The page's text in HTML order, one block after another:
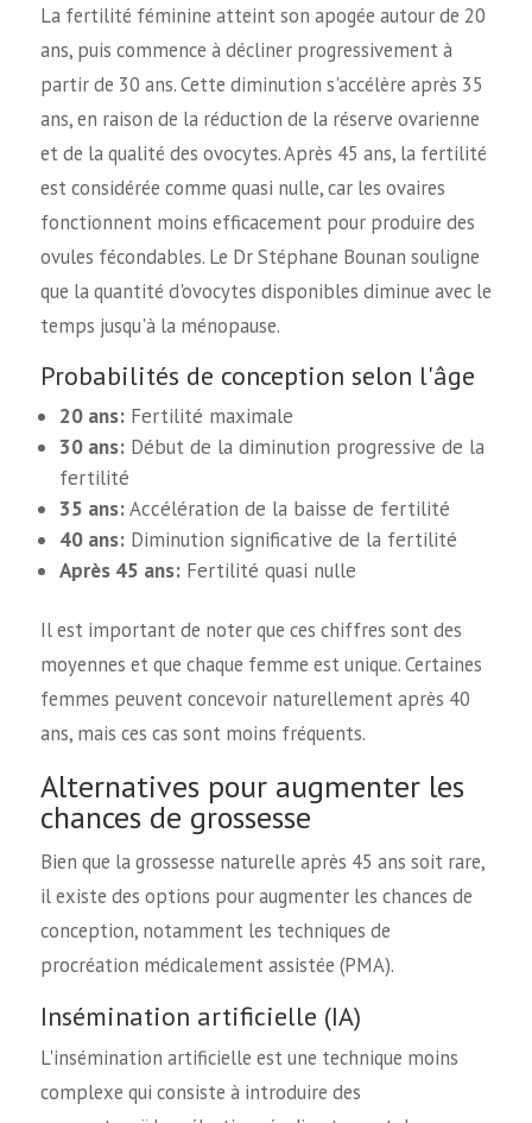
La fertilité féminine atteint son apogée autour de 20
ans, puis commence à décliner progressivement à
partir de 30 ans. Cette diminution s'accélère après 35
ans, en raison de la réduction de la réserve ovarienne
et de la qualité des ovocytes. Après 45 ans, la fertilité
est considérée comme quasi nulle, car les ovaires
fonctionnent moins efficacement pour produire des
ovules fécondables. Le Dr Stéphane Bounan souligne
que la quantité d'ovocytes disponibles diminue avec le
temps jusqu'à la ménopause.
Probabilités de conception selon l'âge
20 ans: Fertilité maximale
30 ans: Début de la diminution progressive de la
fertilité
35 ans:Accélération de la baisse de fertilité
40 ans: Diminution significative de la fertilité
Après 45 ans: Fertilité quasi nulle
Il est important de noter que ces chiffres sont des
moyennes et que chaque femme est unique. Certaines
femmes peuvent concevoir naturellement après 40
ans, mais ces cas sont moins fréquents.
Alternatives pour augmenter les
chances de grossesse
Bien que la grossesse naturelle après 45 ans soit rare,
il existe des options pour augmenter les chances de
conception, notamment les techniques de
procréation médicalement assistée (PMA).
Insémination artificielle (IA)
L'insémination artificielle est une technique moins
complexe qui consiste à introduire des